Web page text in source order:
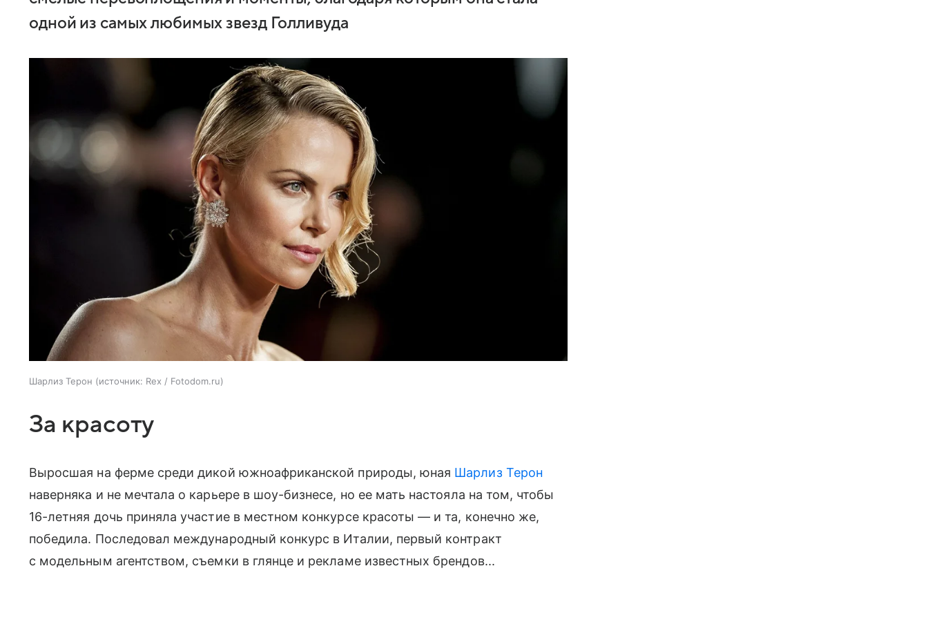
одной из самых любимых звезд Голливуда
Шарлиз Терон источник: Rex / Fotodom.ru
За красоту
Выросшая на ферме среди дикой южноафриканской природы, юная Шарлиз Терон
наверняка и не мечтала о карьере в шоу-бизнесе, но ее мать настояла на том, чтобы
16-летняя дочь приняла участие в местном конкурсе красоты — и та, конечно же,
победила. Последовал международный конкурс в Италии, первый контракт
с модельным агентством, съемки в глянце и рекламе известных брендов...